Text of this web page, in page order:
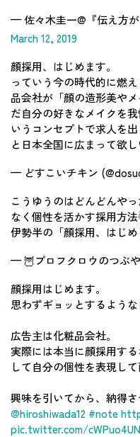
— 佐々木圭一@『伝え方
March 12, 2019
顔採用、はじめます。
っていう今の時代的に燃
品会社が「顔の造形美や
だ自分の好きなメイクを
いうコンセプトで求人を
と日本全国に広まって欲し
— どすこいチキン
こうゆうのはどんどんや
なく個性を活かす採用方法
伊勢半の「顔採用、はじめ
— 🦉プロフクロウのつぶ
顔採用はじめます。
思わずギョッとするよう
広告主は化粧品会社。
実際には本当に顔採用す
して自分の個性を表現し
興味を引いてから、納得
@hiroshiwada12 #note
pic.twitter.com/